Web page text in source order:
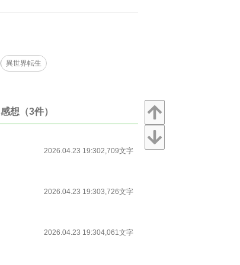
異世界転生
感想（3件）
2026.04.23 19:302,709文字
2026.04.23 19:303,726文字
2026.04.23 19:304,061文字